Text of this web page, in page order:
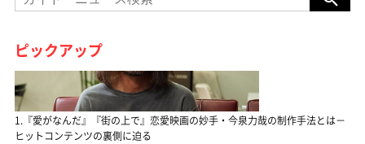
ピックアップ
1.『愛がなんだ』『街の上で』恋愛映画の妙手・今泉力哉の制作手法とは－
ヒットコンテンツの裏側に迫る